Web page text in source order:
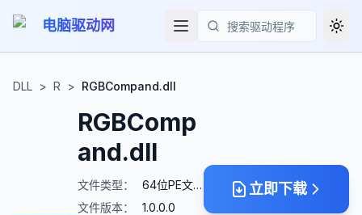
电脑驱动网
搜索
DLL > R > RGBCompand.dll
RGBComp
and.dll
文件类型：
64位PE文件
文件版本：
1.0.0.0
立即下载